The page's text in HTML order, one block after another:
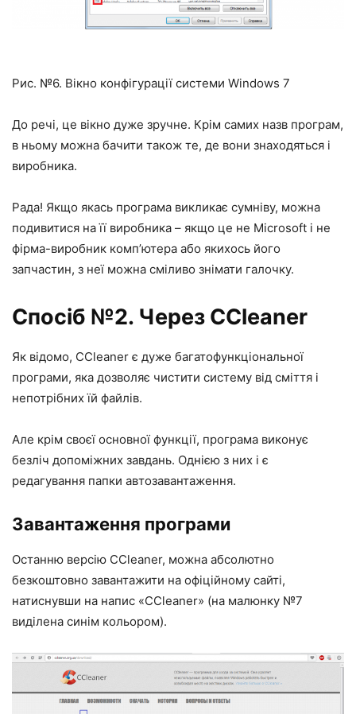
Рис. №6. Вікно конфігурації системи Windows 7
До речі, це вікно дуже зручне. Крім самих назв програм,
в ньому можна бачити також те, де вони знаходяться і
виробника.
Рада! Якщо якась програма викликає сумніву, можна
подивитися на її виробника – якщо це не Microsoft і не
фірма-виробник комп’ютера або якихось його
запчастин, з неї можна сміливо знімати галочку.
Спосіб №2. Через CCleaner
Як відомо, CCleaner є дуже багатофункціональної
програми, яка дозволяє чистити систему від сміття і
непотрібних їй файлів.
Але крім своєї основної функції, програма виконує
безліч допоміжних завдань. Однією з них і є
редагування папки автозавантаження.
Завантаження програми
Останню версію CCleaner, можна абсолютно
безкоштовно завантажити на офіційному сайті,
натиснувши на напис «CCleaner» (на малюнку №7
виділена синім кольором).